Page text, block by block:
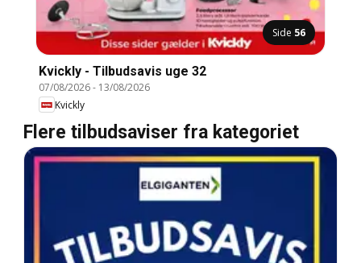
Side 56
Kvickly - Tilbudsavis uge 32
07/08/2026- 13/08/2026
Kvickly
Flere tilbudsaviser fra kategoriet